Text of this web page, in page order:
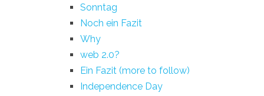
Sonntag
Noch ein Fazit
Why
web 2.0?
Ein Fazit (more to follow)
Independence Day